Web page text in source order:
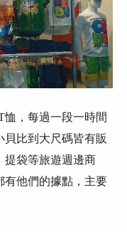
恤，每過一段一時間
貝比到大尺碼皆有販
提袋等旅遊週邊商
有他們的據點，主要